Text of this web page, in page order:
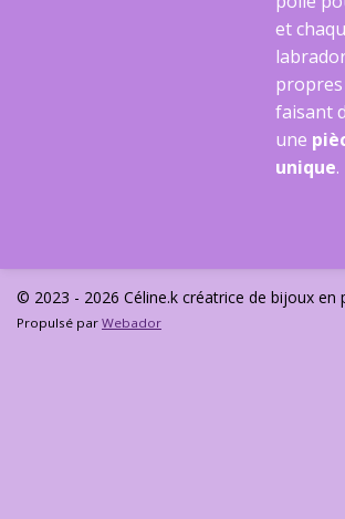
et
faisant
une
unique.
© 2023 - 2026 Céline.k créatrice de bijoux
Propulsé par Webador